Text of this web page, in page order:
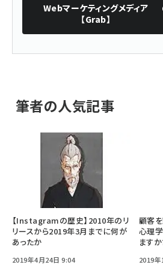
Webマーケティングメディア
【Grab】
筆者の人気記事
【Instagramの歴史】2010年のリ
リースから2019年3月までに何が
あったか
2019年4月24日 9:04
顧客
心理
ます
2019